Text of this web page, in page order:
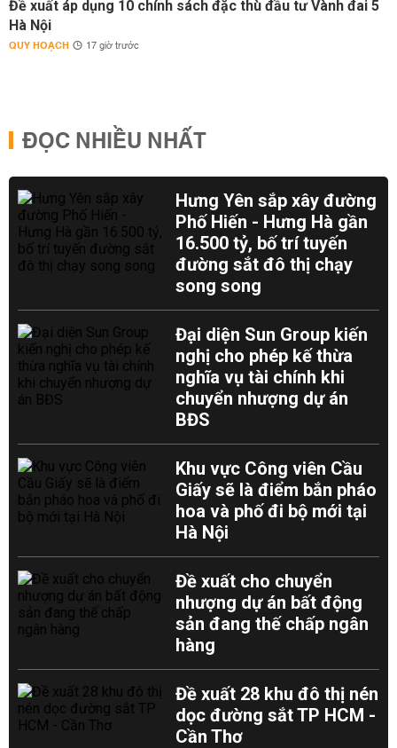
Đề xuất áp dụng 10 chính sách đặc thù đầu tư Vành đai 5
Hà Nội
QUY HOẠCH 17 giờ trước
ĐỌC NHIỀU NHẤT
Hưng Yên sắp xây đường
Phố Hiến - Hưng Hà gần
16.500 tỷ, bố trí tuyến
đường sắt đô thị chạy
song song
Đại diện Sun Group kiến
nghị cho phép kế thừa
nghĩa vụ tài chính khi
chuyển nhượng dự án
BĐS
Khu vực Công viên Cầu
Giấy sẽ là điểm bắn pháo
hoa và phố đi bộ mới tại
Hà Nội
Đề xuất cho chuyển
nhượng dự án bất động
sản đang thế chấp ngân
hàng
Đề xuất 28 khu đô thị nén
dọc đường sắt TP HCM -
Cần Thơ